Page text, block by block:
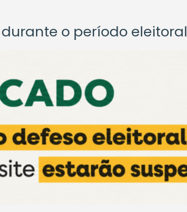
o período eleitoral